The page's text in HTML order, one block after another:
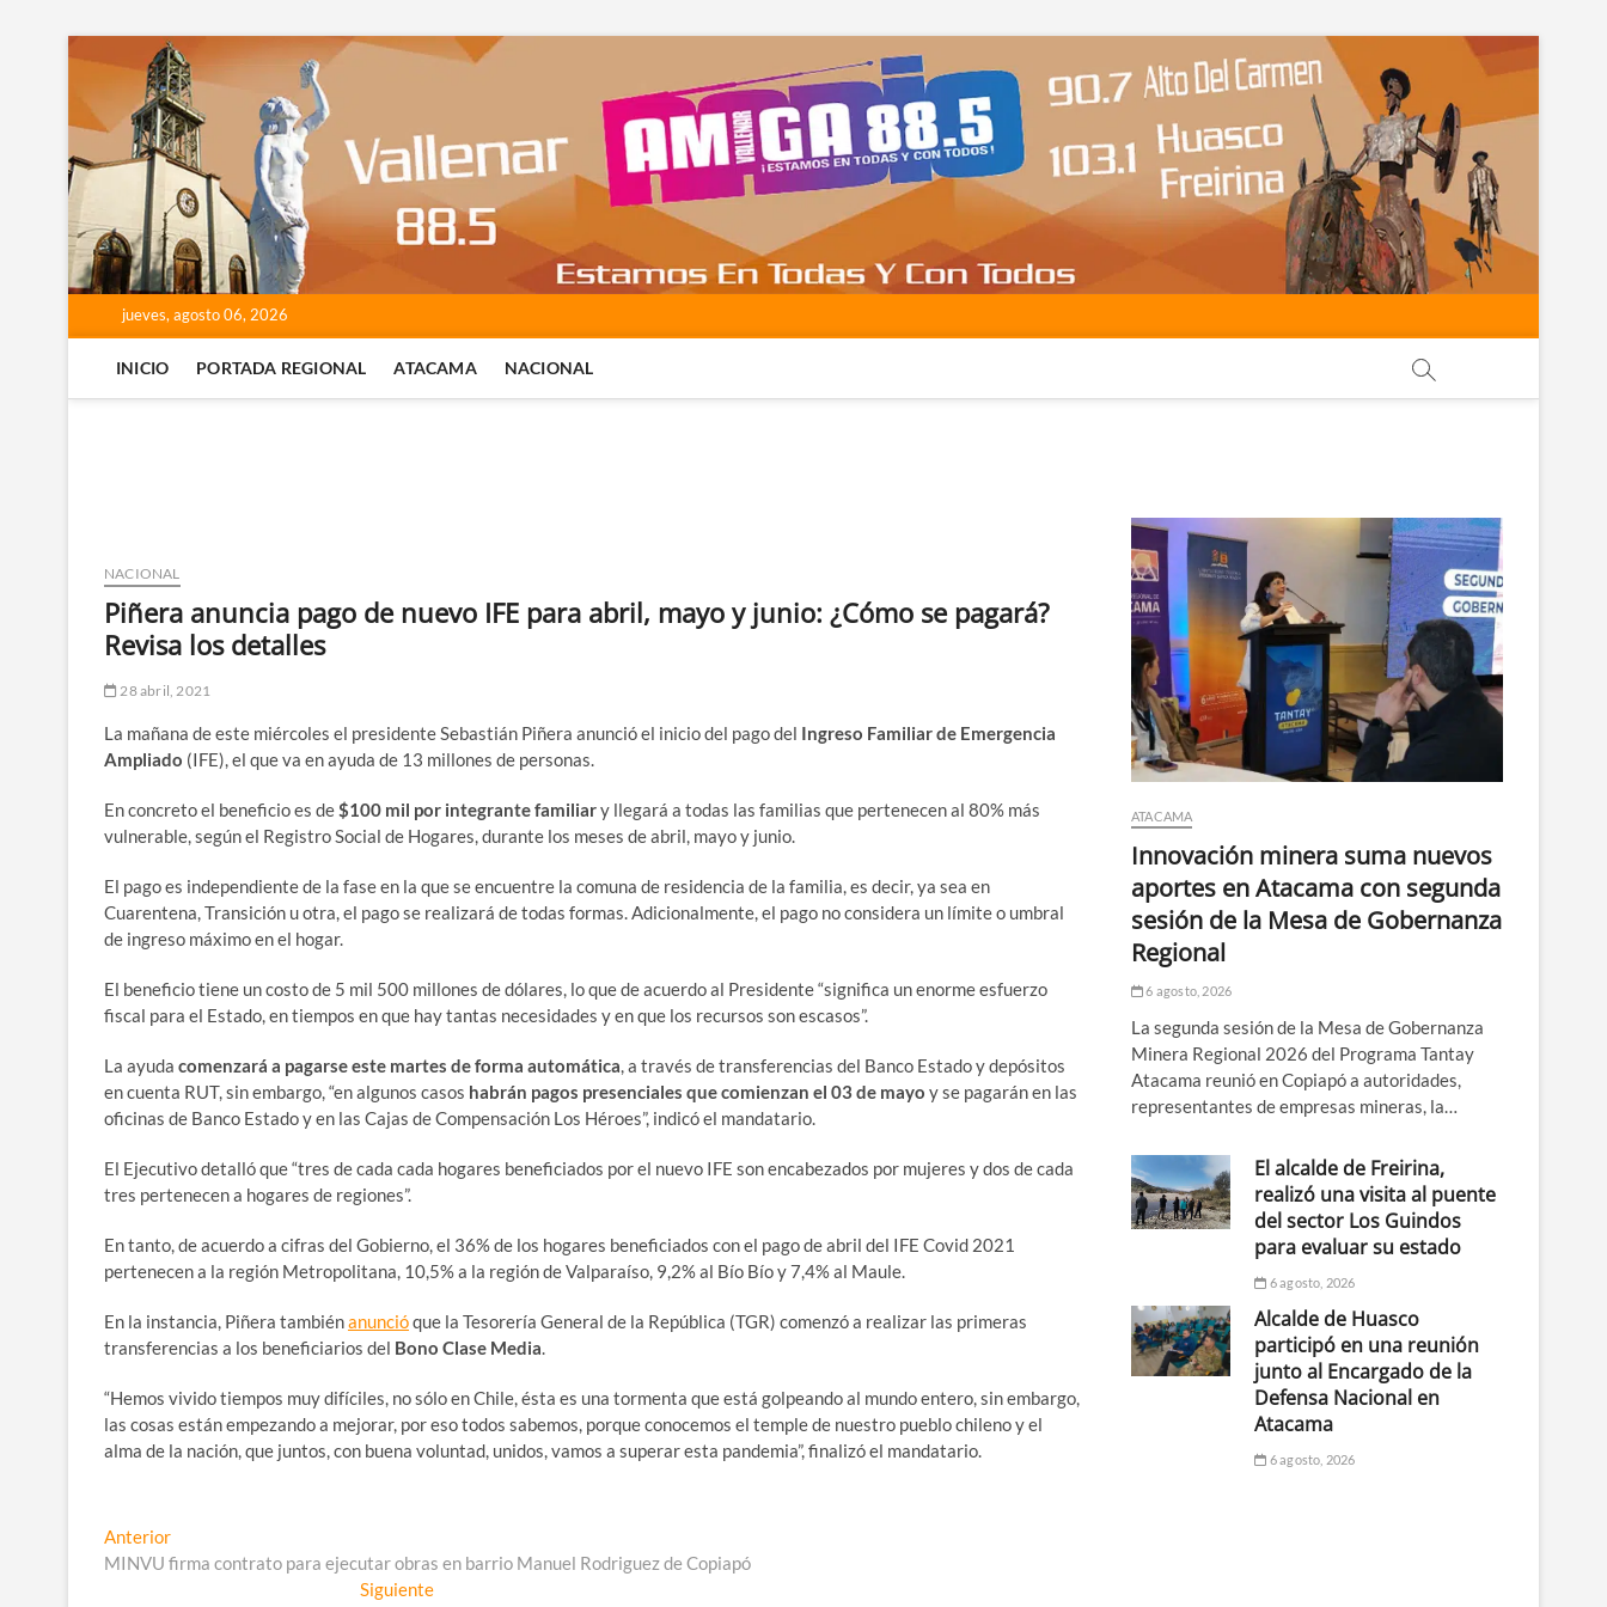
contenido
jueves, agosto 06, 2026
INICIO PORTADA REGIONAL ATACAMA NACIONAL
NACIONAL
Piñera anuncia pago de nuevo IFE para abril, mayo y junio: ¿Cómo se pagará?
Revisa los detalles
28 abril, 2021
La mañana de este miércoles el presidente Sebastián Piñera anunció el inicio del pago del Ingreso Familiar de Emergencia
Ampliado (IFE), el que va en ayuda de 13 millones de personas.
En concreto el beneficio es de$100 mil por integrante familiary llegará a todas las familias que pertenecen al 80% más
vulnerable, según el Registro Social de Hogares, durante los meses de abril, mayo y junio.
El pago es independiente de la fase en la que se encuentre la comuna de residencia de la familia, es decir, ya sea en
Cuarentena, Transición u otra, el pago se realizará de todas formas. Adicionalmente, el pago no considera un límite o umbral
de ingreso máximo en el hogar.
El beneficio tiene un costo de 5 mil 500 millones de dólares, lo que de acuerdo al Presidente “significa un enorme esfuerzo
fiscal para el Estado, en tiempos en que hay tantas necesidades y en que los recursos son escasos”.
La ayuda comenzará a pagarse este martes de forma automática, a través de transferencias del Banco Estado y depósitos
en cuenta RUT, sin embargo, “en algunos casos habrán pagos presenciales que comienzan el 03 de mayo y se pagarán en las
oficinas de Banco Estado y en las Cajas de Compensación Los Héroes”, indicó el mandatario.
El Ejecutivo detalló que “tres de cada cada hogares beneficiados por el nuevo IFE son encabezados por mujeres y dos de cada
tres pertenecen a hogares de regiones”.
En tanto, de acuerdo a cifras del Gobierno, el 36% de los hogares beneficiados con el pago de abril del IFE Covid 2021
pertenecen a la región Metropolitana, 10,5% a la región de Valparaíso, 9,2% al Bío Bío y 7,4% al Maule.
En la instancia, Piñera tambiénanuncióque la Tesorería General de la República (TGR) comenzó a realizar las primeras
transferencias a los beneficiarios del Bono Clase Media.
“Hemos vivido tiempos muy difíciles, no sólo en Chile, ésta es una tormenta que está golpeando al mundo entero, sin embargo,
las cosas están empezando a mejorar, por eso todos sabemos, porque conocemos el temple de nuestro pueblo chileno y el
alma de la nación, que juntos, con buena voluntad, unidos, vamos a superar esta pandemia”, finalizó el mandatario.
Navegación
de
AnteriorEntrada
anterior:
MINVU firma contrato para ejecutar obras en barrio Manuel Rodriguez de Copiapó
SiguienteEntrada
ATACAMA
Innovación minera suma nuevos
aportes en Atacama con segunda
sesión de la Mesa de Gobernanza
Regional
6 agosto, 2026
La segunda sesión de la Mesa de Gobernanza
Minera Regional 2026 del Programa Tantay
Atacama reunió en Copiapó a autoridades,
representantes de empresas mineras, la…
El alcalde de Freirina,
realizó una visita al puente
del sector Los Guindos
para evaluar su estado
6 agosto, 2026
Alcalde de Huasco
participó en una reunión
junto al Encargado de la
Defensa Nacional en
Atacama
6 agosto, 2026